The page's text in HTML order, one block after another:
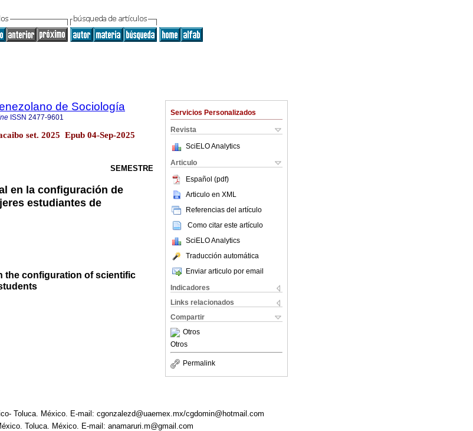
Servicios Personalizados
Revista
SciELO Analytics
Articulo
Español (pdf)
Articulo en XML
Referencias del artículo
Como citar este artículo
SciELO Analytics
Traducción automática
Enviar articulo por email
Indicadores
Links relacionados
Compartir
Otros
Otros
Permalink
de Sociología
ISSN 2477-9601
set. 2025 Epub 04-Sep-2025
SEMESTRE
en la configuración de
estudiantes de
the configuration of scientific
Toluca. México. E-mail: cgonzalezd@uaemex.mx/cgdomin@hotmail.com
Toluca. México. E-mail: anamaruri.m@gmail.com